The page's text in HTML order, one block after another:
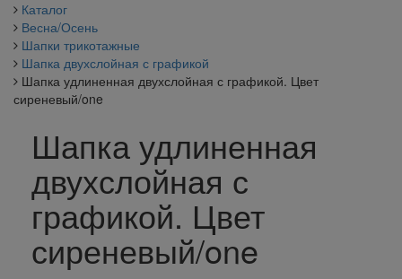
Каталог
Весна/Осень
Шапки трикотажные
Шапка двухслойная с графикой
Шапка удлиненная двухслойная с графикой. Цвет
сиреневый/one
Шапка удлиненная
двухслойная с
графикой. Цвет
сиреневый/one